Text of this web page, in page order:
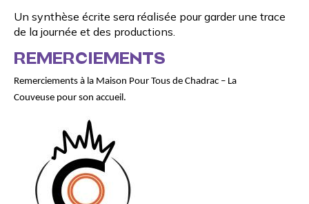
Un synthèse écrite sera réalisée pour garder une trace
de la journée et des productions.
REMERCIEMENTS
Remerciements à la Maison Pour Tous de Chadrac – La
Couveuse pour son accueil.